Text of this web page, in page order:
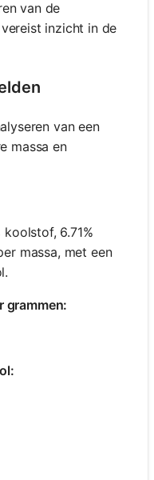
van de
inzicht in de
van een
massa en
6.71%
massa, met een
grammen:
\approx 3.33
\approx 6.64
\approx 3.33